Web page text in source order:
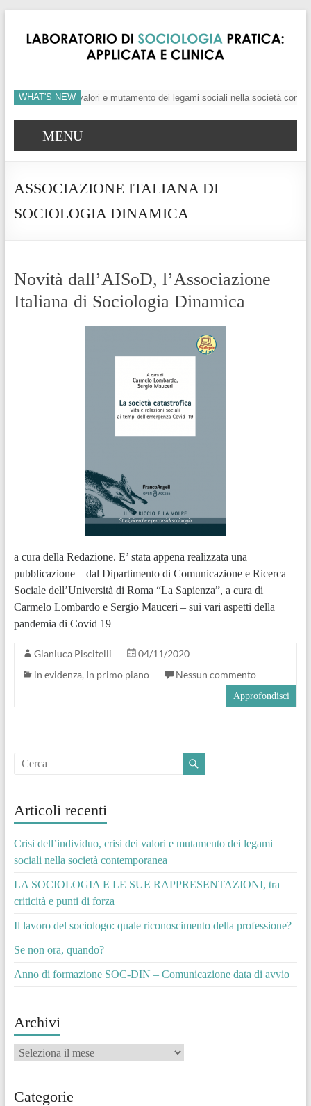
WHAT'S NEW
crisi dei valori e mutamento dei legami sociali nella società
MENU
ASSOCIAZIONE ITALIANA DI
SOCIOLOGIA DINAMICA
Novità dall’AISoD, l’Associazione
Italiana di Sociologia Dinamica
a cura della Redazione. E’ stata appena realizzata una
pubblicazione – dal Dipartimento di Comunicazione e Ricerca
Sociale dell’Università di Roma “La Sapienza”, a cura di
Carmelo Lombardo e Sergio Mauceri – sui vari aspetti della
pandemia di Covid 19
Gianluca Piscitelli
04/11/2020
in evidenza, In primo piano Nessun commento
Approfondisci
Articoli recenti
Crisi dell’individuo, crisi dei valori e mutamento dei legami
sociali nella società contemporanea
LA SOCIOLOGIA E LE SUE RAPPRESENTAZIONI, tra
criticità e punti di forza
Il lavoro del sociologo: quale riconoscimento della professione?
Se non ora, quando?
Anno di formazione SOC-DIN – Comunicazione data di avvio
Archivi
Archivi
Categorie